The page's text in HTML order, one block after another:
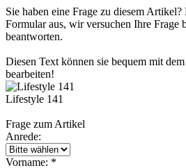
Sie haben eine Frage zu diesem
Formular aus, wir versuchen Ihre Frage
beantworten.
Diesen Text können sie bequem mit dem
bearbeiten!
Lifestyle 141
Frage zum Artikel
Anrede:
Vorname: *